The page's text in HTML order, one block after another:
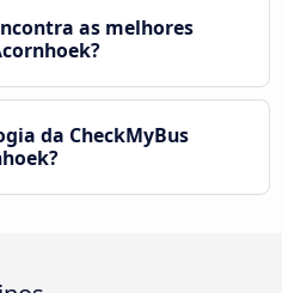
as melhores
da CheckMyBus